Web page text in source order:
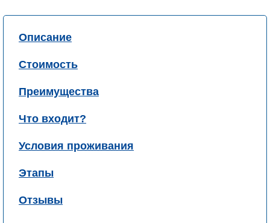
Описание
Стоимость
Преимущества
Что входит?
Условия проживания
Этапы
Отзывы